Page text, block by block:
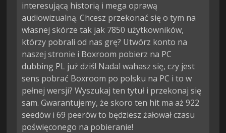
interesującą historią i mega oprawą
audiowizualną. Chcesz przekonać się o tym na
własnej skórze tak jak 7850 użytkowników,
którzy pobrali od nas grę? Utwórz konto na
naszej stronie i Boxroom pobierz na PC
dubbing PL już dziś! Nadal wahasz się, czy jest
sens pobrać Boxroom po polsku na PC i to w
pełnej wersji? Wyszukaj ten tytuł i przekonaj się
sam. Gwarantujemy, że skoro ten hit ma aż 922
seedów i 69 peerów to będziesz żałował czasu
poświęconego na pobieranie!